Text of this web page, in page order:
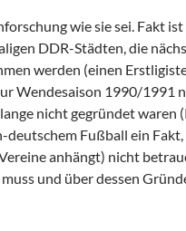
wie sie sei. Fakt
DDR-Städten, die
werden (einen
Wendesaison 1990/1991
nicht gegründet waren
deutschem Fußball ein
anhängt) nicht
und über dessen